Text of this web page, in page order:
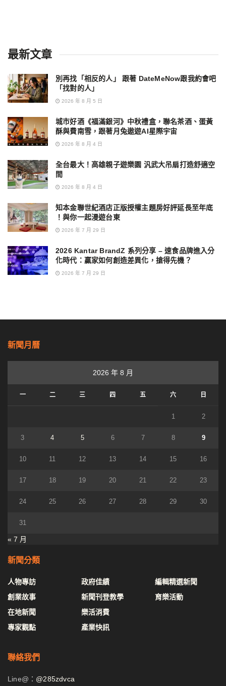
最新文章
別再找「相反的人」 跟著 DateMeNow跟我約會吧
「找對的人」
2026 年 8 月 5 日
城市好酒《福滿銀河》中秋禮盒，聯名茶酒、蛋黃
酥與費南雪，跟著月兔遨遊AI星際宇宙
2026 年 8 月 4 日
全台最大！高雄親子遊樂園 汎武大吊扇打造舒適空
間
2026 年 8 月 4 日
知本金聯世紀酒店正版授權主題房好評延長至年底
！與你一起漫遊台東
2026 年 7 月 29 日
2026 Kantar BrandZ 系列分享 – 速食品牌進入分
化時代：贏家如何創造差異化，搶得先機？
2026 年 7 月 29 日
新聞月曆
2026 年 8 月
一 二 三 四 五 六 日
1 2
3 4 5 6 7 8 9
10 11 12 13 14 15 16
17 18 19 20 21 22 23
24 25 26 27 28 29 30
31
« 7 月
新聞分類
人物專訪
創業故事
在地新聞
專家觀點
政府佳績
新聞刊登教學
樂活消費
產業快訊
編輯精選新聞
育樂活動
聯絡我們
Line@： @285zdvca